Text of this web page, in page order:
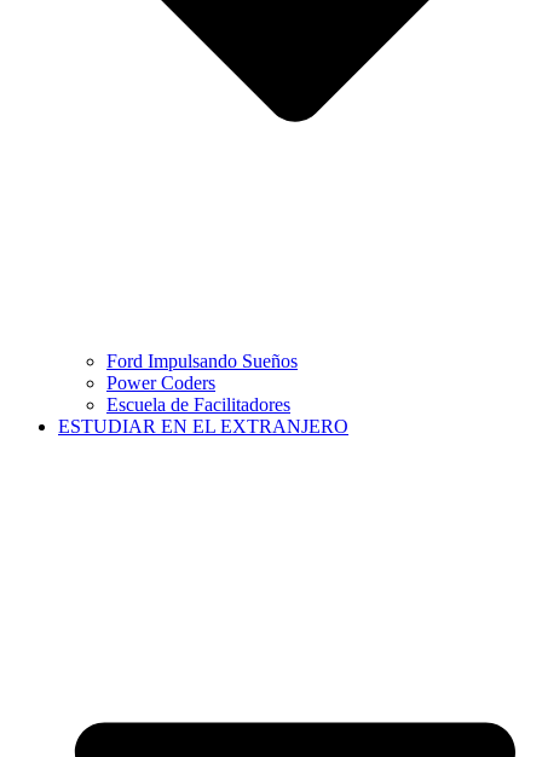
Ford Impulsando Sueños
Power Coders
Escuela de Facilitadores
ESTUDIAR EN EL EXTRANJERO